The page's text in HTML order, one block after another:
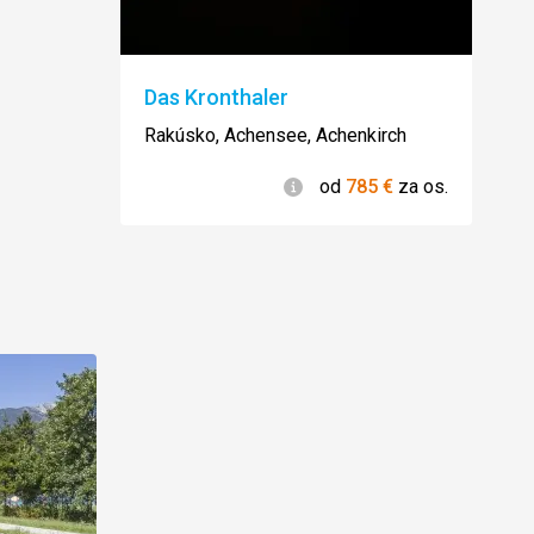
Das Kronthaler
Rakúsko, Achensee, Achenkirch
Informácie
od 785 € za os.